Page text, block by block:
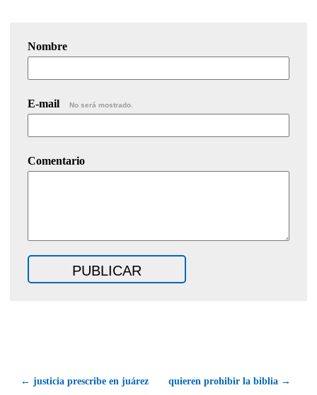
Nombre
E-mail No será mostrado.
Comentario
← justicia prescribe en juárez quieren prohibir la biblia →